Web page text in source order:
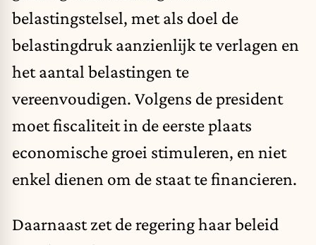
belastingstelsel, met als doel de
belastingdruk aanzienlijk te verlagen en
het aantal belastingen te
vereenvoudigen. Volgens de president
moet fiscaliteit in de eerste plaats
economische groei stimuleren, en niet
enkel dienen om de staat te financieren.
Daarnaast zet de regering haar beleid